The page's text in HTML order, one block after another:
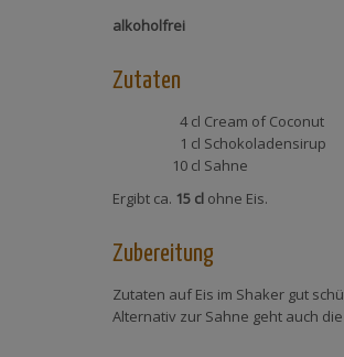
alkoholfrei
Zutaten
4 cl Cream of Coconut
1 cl Schokoladensirup
10 cl Sahne
Ergibt ca. 15 cl ohne Eis.
Zubereitung
Zutaten auf Eis im Shaker gut
Alternativ zur Sahne geht auch